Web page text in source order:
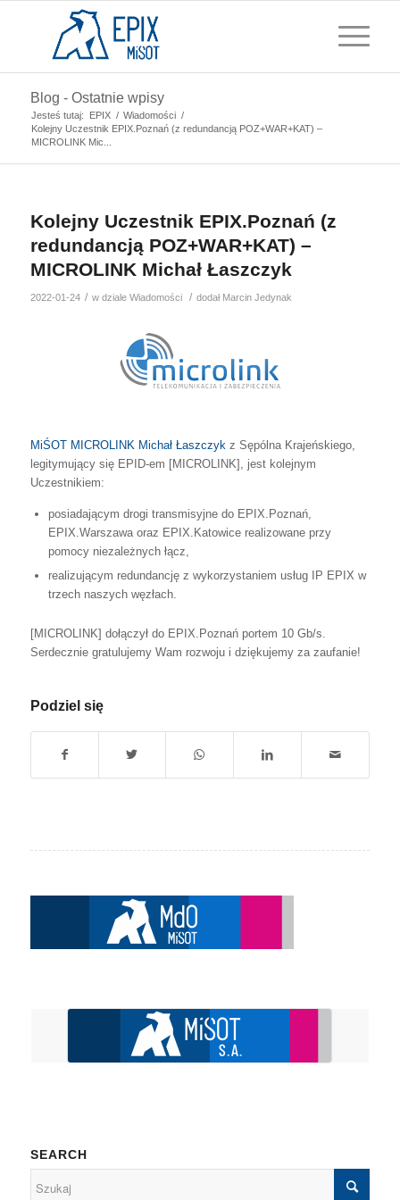
Blog - Ostatnie wpisy
Jesteś tutaj: EPIX / Wiadomości /
Kolejny Uczestnik EPIX.Poznań (z redundancją POZ+WAR+KAT) –
MICROLINK Mic...
Kolejny Uczestnik EPIX.Poznań (z
redundancją POZ+WAR+KAT) –
MICROLINK Michał Łaszczyk
2022-01-24 / w dziale Wiadomości / dodał Marcin Jedynak
MiŚOT MICROLINK Michał Łaszczykz Sępólna Krajeńskiego,
legitymujący się EPID-em [MICROLINK], jest kolejnym
Uczestnikiem:
posiadającym drogi transmisyjne do EPIX.Poznań,
EPIX.Warszawa oraz EPIX.Katowice realizowane przy
pomocy niezależnych łącz,
realizującym redundancję z wykorzystaniem usług IP EPIX w
trzech naszych węzłach.
[MICROLINK] dołączył do EPIX.Poznań portem 10 Gb/s.
Serdecznie gratulujemy Wam rozwoju i dziękujemy za zaufanie!
Podziel się
SEARCH